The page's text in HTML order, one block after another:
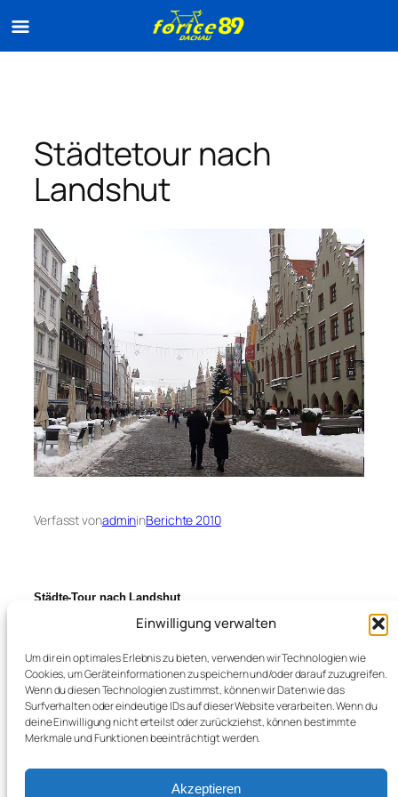
Einwilligung verwalten
Um dir ein optimales Erlebnis zu bieten, verwenden wir Technologien wie
Cookies, um Geräteinformationen zu speichern und/oder darauf zuzugreifen.
Wenn du diesen Technologien zustimmst, können wir Daten wie das
Surfverhalten oder eindeutige IDs auf dieser Website verarbeiten. Wenn du
deine Einwilligung nicht erteilst oder zurückziehst, können bestimmte
Merkmale und Funktionen beeinträchtigt werden.
Akzeptieren
Städtetour nach
Landshut
Verfasst vonadmininBerichte 2010
Städte-Tour nach Landshut
des Christkindlmarktes
← Otto wird Weltmeister auf der Bahn